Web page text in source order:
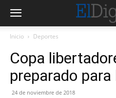
Inicio Deportes
Copa
preparado
24 de noviembre de 2018